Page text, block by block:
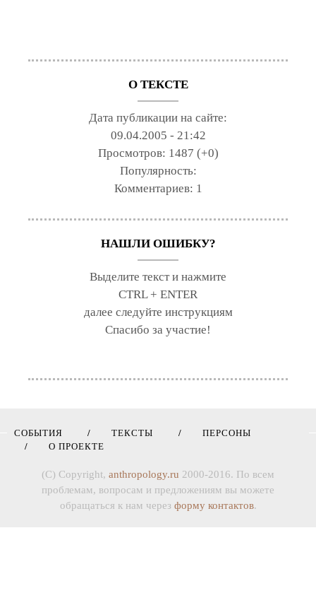
О ТЕКСТЕ
Дата публикации на сайте:
09.04.2005 - 21:42
Просмотров: 1487 (+0)
Популярность:
Комментариев: 1
НАШЛИ ОШИБКУ?
Выделите текст и нажмите
CTRL + ENTER
далее следуйте инструкциям
Спасибо за участие!
СОБЫТИЯ ТЕКСТЫ
ПЕРСОНЫ
О ПРОЕКТЕ
(C) Copyright, anthropology.ru 2000-2016. По всем
проблемам, вопросам и предложениям вы можете
обращаться к нам через форму контактов.